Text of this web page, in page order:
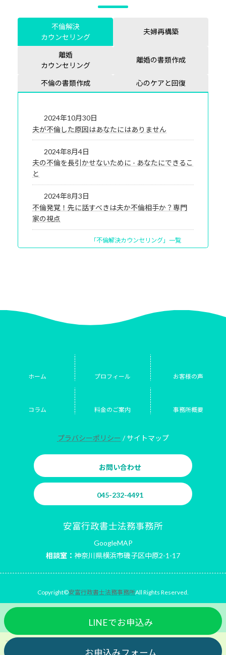
不倫解決
カウンセリング
夫婦再構築
離婚
カウンセリング
離婚の書類作成
不倫の書類作成 心のケアと回復
2024年10月30日
夫が不倫した原因はあなたにはありません
2024年8月4日
夫の不倫を長引かせないために - あなたにできるこ
と
2024年8月3日
不倫発覚！先に話すべきは夫か不倫相手か？専門
家の視点
「不倫解決カウンセリング」一覧
コンバージョン率を
LINEでお申込み
お申込みフォーム
ホーム プロフィール お客様の声
コラム 料金のご案内 事務所概要
プラバシーポリシー / サイトマップ
お問い合わせ
045-232-4491
安富行政書士法務事務所
GoogleMAP
相談室： 神奈川県横浜市磯子区中原2-1-17
Copyright©安富行政書士法務事務所All Rights Reserved.